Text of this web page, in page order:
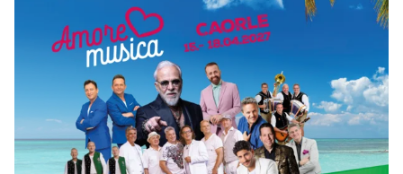
Mehrtagesreisen
Tagesfahrten
Bus anmieten
Nahverkehr
Kataloge
Kontakt